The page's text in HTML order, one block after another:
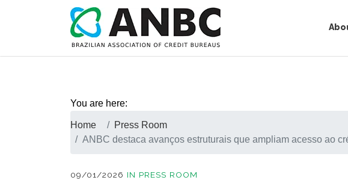
You are here:
Home
Press Room
ANBC destaca avanços estruturais que ampliam acesso ao
09/01/2026 IN PRESS ROOM